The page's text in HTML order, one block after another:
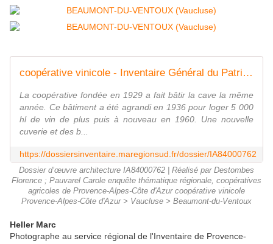
coopérative vinicole - Inventaire Général du Patrimoine Culturel
La coopérative fondée en 1929 a fait bâtir la cave la même
année. Ce bâtiment a été agrandi en 1936 pour loger 5 000
hl de vin de plus puis à nouveau en 1960. Une nouvelle
cuverie et des b...
https://dossiersinventaire.maregionsud.fr/dossier/IA84000762
Dossier d’œuvre architecture IA84000762 | Réalisé par Destombes
Florence ; Pauvarel Carole enquête thématique régionale, coopératives
agricoles de Provence-Alpes-Côte d'Azur coopérative vinicole
Provence-Alpes-Côte d'Azur > Vaucluse > Beaumont-du-Ventoux
Heller Marc
Photographe au service régional de l'Inventaire de Provence-